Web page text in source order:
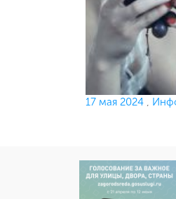
Опубликовано
17 мая 2024 ,